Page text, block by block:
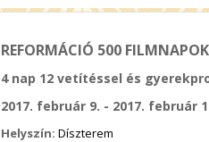
REFORMÁCIÓ 500 FILMNAPOK
4 nap 12 vetítéssel és
2017. február 9. - 2017. február
Helyszín: Díszterem